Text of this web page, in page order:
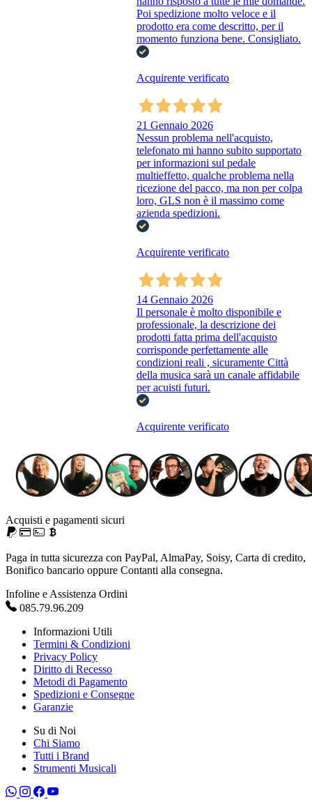
Poi spedizione molto veloce e il
prodotto era come descritto, per il
momento funziona bene. Consigliato.
Acquirente verificato
21 Gennaio 2026
Nessun problema nell'acquisto,
telefonato mi hanno subito supportato
per informazioni sul pedale
multieffetto, qualche problema nella
ricezione del pacco, ma non per colpa
loro, GLS non è il massimo come
azienda spedizioni.
Acquirente verificato
14 Gennaio 2026
Il personale è molto disponibile e
professionale, la descrizione dei
prodotti fatta prima dell'acquisto
corrisponde perfettamente alle
condizioni reali , sicuramente Città
della musica sarà un canale affidabile
per acuisti futuri.
Acquirente verificato
Acquisti e pagamenti sicuri
Paga in tutta sicurezza con PayPal, AlmaPay, Soisy, Carta di credito,
Bonifico bancario oppure Contanti alla consegna.
Infoline e Assistenza Ordini
085.79.96.209
Informazioni Utili
Termini & Condizioni
Privacy Policy
Diritto di Recesso
Metodi di Pagamento
Spedizioni e Consegne
Garanzie
Su di Noi
Chi Siamo
Tutti i Brand
Strumenti Musicali